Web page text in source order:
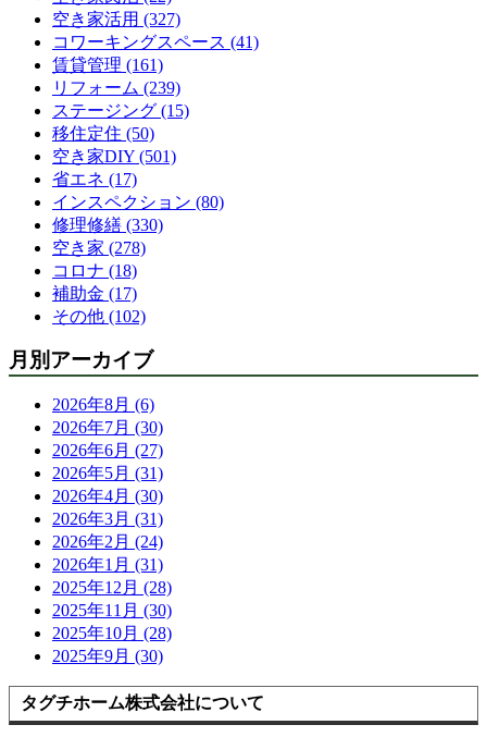
空き家活用 (327)
コワーキングスペース (41)
賃貸管理 (161)
リフォーム (239)
ステージング (15)
移住定住 (50)
空き家DIY (501)
省エネ (17)
インスペクション (80)
修理修繕 (330)
空き家 (278)
コロナ (18)
補助金 (17)
その他 (102)
月別アーカイブ
2026年8月 (6)
2026年7月 (30)
2026年6月 (27)
2026年5月 (31)
2026年4月 (30)
2026年3月 (31)
2026年2月 (24)
2026年1月 (31)
2025年12月 (28)
2025年11月 (30)
2025年10月 (28)
2025年9月 (30)
タグチホーム株式会社について